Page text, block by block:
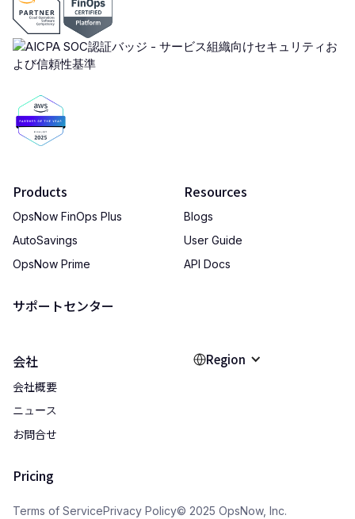
Products
OpsNow FinOps Plus
AutoSavings
OpsNow Prime
サポートセンター
Resources
Blogs
User Guide
API Docs
会社
会社概要
ニュース
お問合せ
Pricing
Terms of ServicePrivacy Policy© 2025 OpsNow, Inc.
Region